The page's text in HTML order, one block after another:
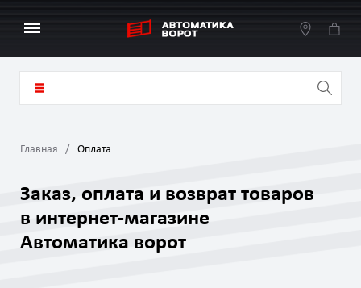
Главная Оплата
Заказ, оплата и возврат товаров
в интернет-магазине
Автоматика ворот